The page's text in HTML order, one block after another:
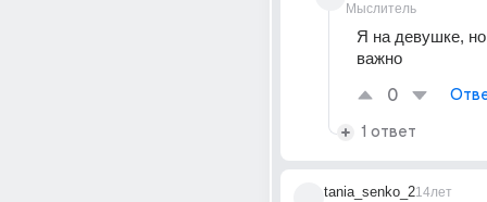
Мыслитель
Я на девушке,
важно
0
1 ответ
tania_senko_214лет